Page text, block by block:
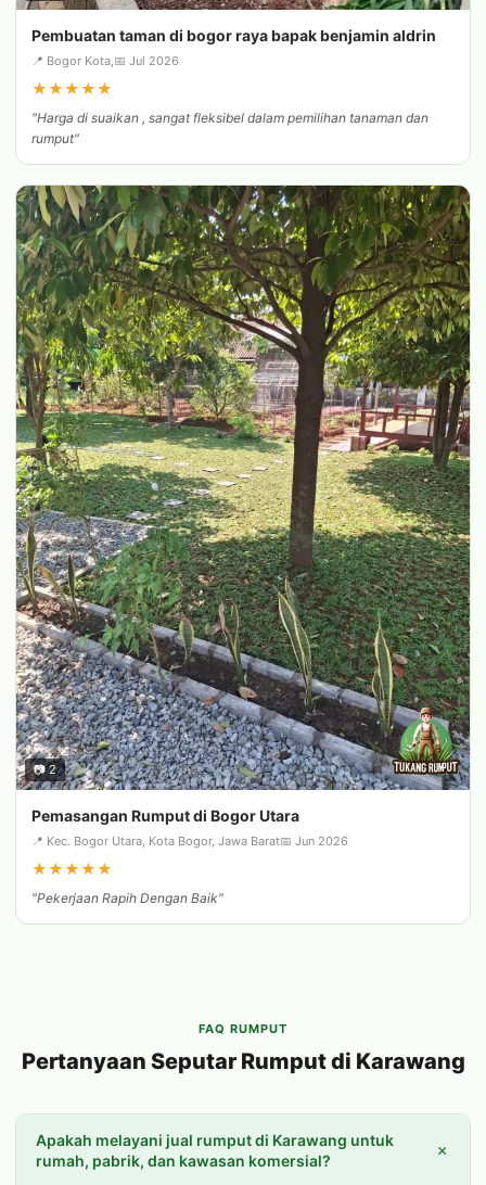
Pembuatan taman di bogor raya bapak benjamin aldrin
📍 Bogor Kota, 📅 Jul 2026
★★★★★
"Harga di suaikan , sangat fleksibel dalam pemilihan tanaman dan
rumput"
📷 2
Pemasangan Rumput di Bogor Utara
📍 Kec. Bogor Utara, Kota Bogor, Jawa Barat📅 Jun 2026
★★★★★
"Pekerjaan Rapih Dengan Baik"
FAQ RUMPUT
Pertanyaan Seputar Rumput di Karawang
Apakah melayani jual rumput di Karawang untuk
rumah, pabrik, dan kawasan komersial?
+